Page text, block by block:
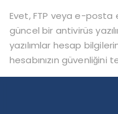
Evet, FTP veya e-posta
güncel bir antivirüs
yazılımlar hesap
hesabınızın güvenliğini